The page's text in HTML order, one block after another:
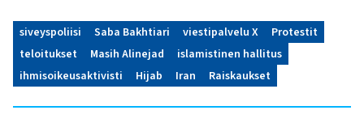
siveyspoliisi Saba Bakhtiari viestipalvelu X
Protestit
teloitukset
Masih Alinejad
islamistinen hallitus
ihmisoikeusaktivisti
Hijab Iran Raiskaukset